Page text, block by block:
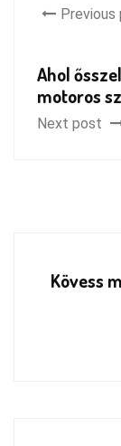
Ahol
motoros
Next post
Kövess